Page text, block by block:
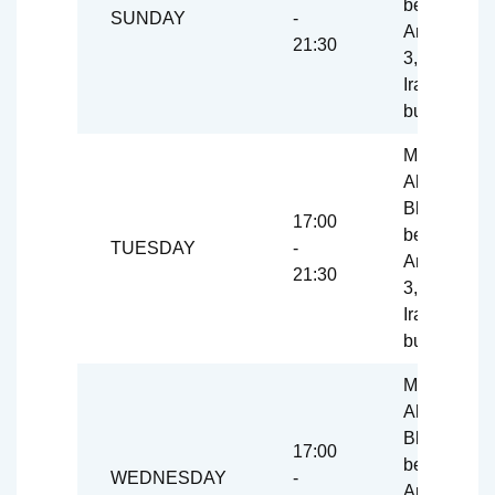
SUNDAY
-
21:30
between
Aref 1 and
3, Peshkan
Iran
building
TUESDAY
17:00
-
21:30
Mashhad,
Blvd., Aref,
between
Aref 1 and
3, Peshkan
Iran
building
WEDNESDAY
17:00
-
Mashhad,
Blvd., Aref,
between